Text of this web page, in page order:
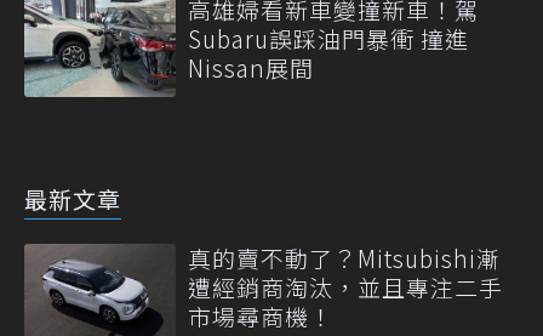
高雄婦看新車變撞新車！駕
Subaru誤踩油門暴衝 撞進
Nissan展間
最新文章
真的賣不動了？Mitsubishi漸
遭經銷商淘汰，並且專注二手
市場尋商機！